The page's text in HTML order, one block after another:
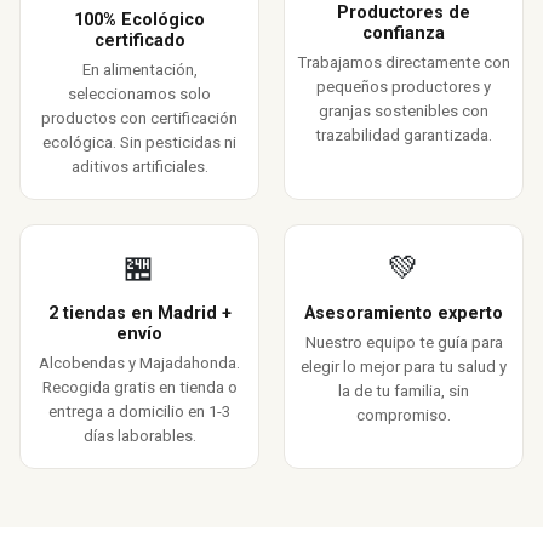
100% Ecológico
certificado
En alimentación,
seleccionamos solo
productos con certificación
ecológica. Sin pesticidas ni
aditivos artificiales.
Productores de
confianza
Trabajamos directamente con
pequeños productores y
granjas sostenibles con
trazabilidad garantizada.
🏪
2 tiendas en Madrid +
envío
Alcobendas y Majadahonda.
Recogida gratis en tienda o
entrega a domicilio en 1-3
días laborables.
💚
Asesoramiento experto
Nuestro equipo te guía para
elegir lo mejor para tu salud y
la de tu familia, sin
compromiso.